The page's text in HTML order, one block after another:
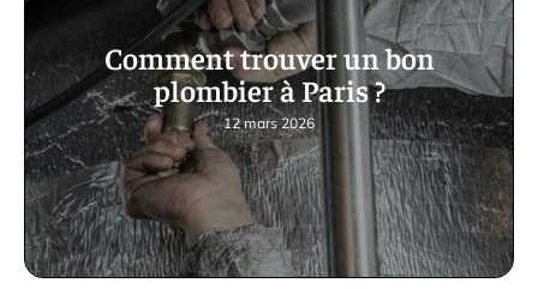
Comment trouver un bon
plombier à Paris ?
12 mars 2026